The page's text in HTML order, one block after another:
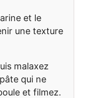
et le
une texture
malaxez
qui ne
et filmez.